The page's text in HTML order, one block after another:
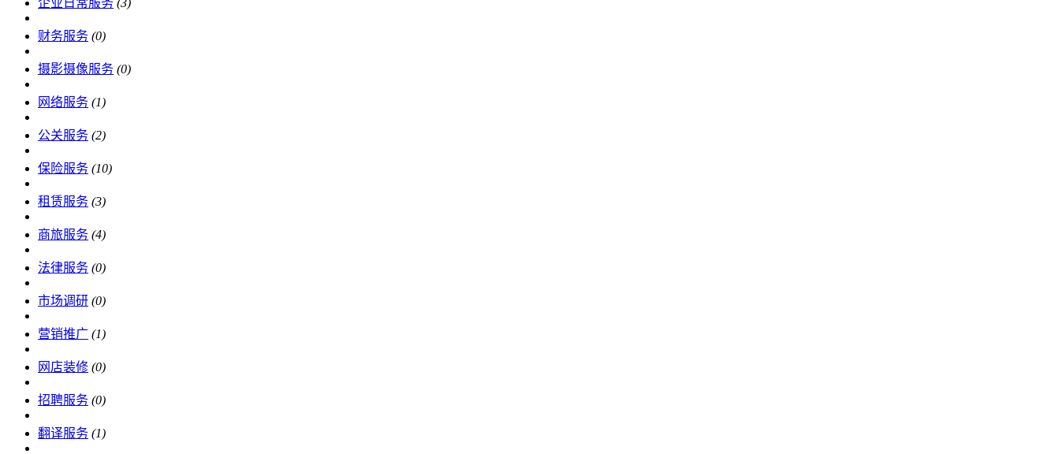
企业日常服务 (3)
财务服务 (0)
摄影摄像服务 (0)
网络服务 (1)
公关服务 (2)
保险服务 (10)
租赁服务 (3)
商旅服务 (4)
法律服务 (0)
市场调研 (0)
营销推广 (1)
网店装修 (0)
招聘服务 (0)
翻译服务 (1)